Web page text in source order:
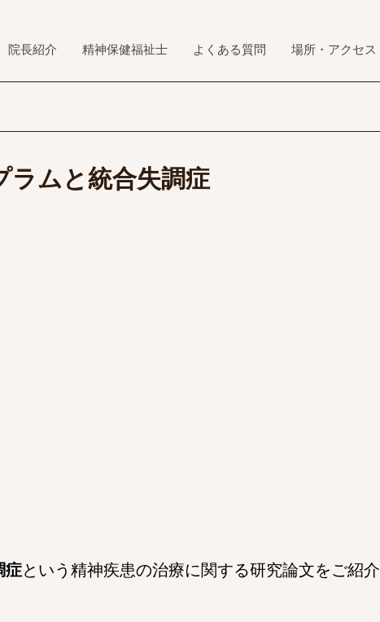
院長紹介 精神保健福祉士 よくある質問 場所・アクセス
ラムと統合失調症
症という精神疾患の治療に関する研究論文をご紹介